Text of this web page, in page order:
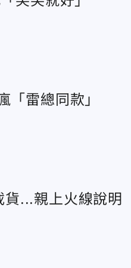
雷總同款」
...親上火線說明